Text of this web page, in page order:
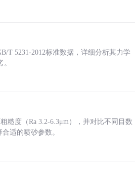
T 5231-2012标准数据，详细分析其力学
糙度（Ra 3.2-6.3μm），并对比不同目数
适的喷砂参数。